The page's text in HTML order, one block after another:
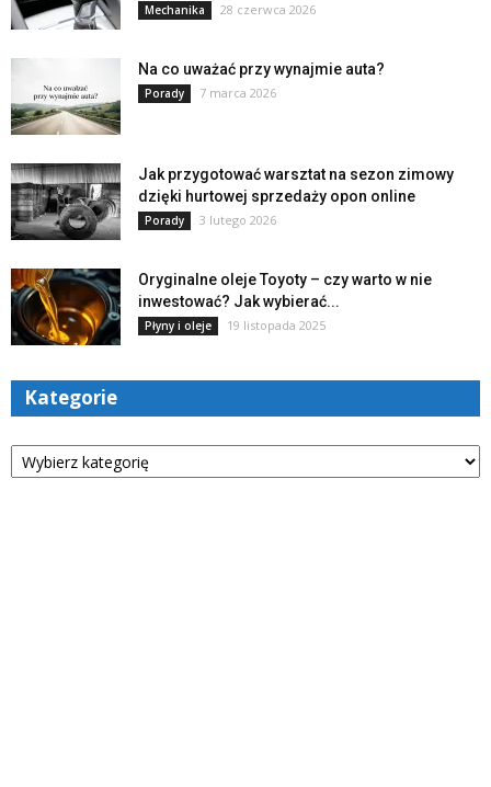
Mechanika 28 czerwca 2026
Na co uważać przy wynajmie auta?
Porady 7 marca 2026
Jak przygotować warsztat na sezon zimowy
dzięki hurtowej sprzedaży opon online
Porady 3 lutego 2026
Oryginalne oleje Toyoty – czy warto w nie
inwestować? Jak wybierać...
Płyny i oleje 19 listopada 2025
Kategorie
Kategorie